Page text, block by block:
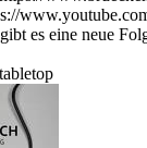
es eine neue